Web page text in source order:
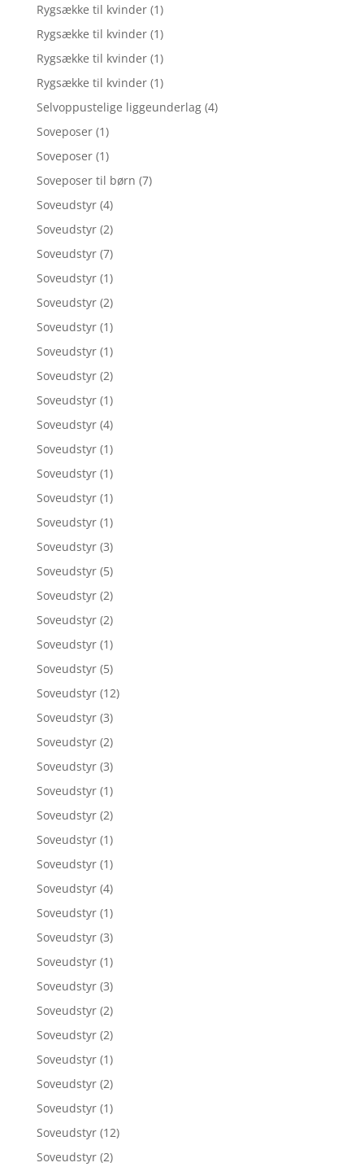
Rygsække til kvinder (1)
Rygsække til kvinder (1)
Rygsække til kvinder (1)
Rygsække til kvinder (1)
Selvoppustelige liggeunderlag (4)
Soveposer (1)
Soveposer (1)
Soveposer til børn (7)
Soveudstyr (4)
Soveudstyr (2)
Soveudstyr (7)
Soveudstyr (1)
Soveudstyr (2)
Soveudstyr (1)
Soveudstyr (1)
Soveudstyr (2)
Soveudstyr (1)
Soveudstyr (4)
Soveudstyr (1)
Soveudstyr (1)
Soveudstyr (1)
Soveudstyr (1)
Soveudstyr (3)
Soveudstyr (5)
Soveudstyr (2)
Soveudstyr (2)
Soveudstyr (1)
Soveudstyr (5)
Soveudstyr (12)
Soveudstyr (3)
Soveudstyr (2)
Soveudstyr (3)
Soveudstyr (1)
Soveudstyr (2)
Soveudstyr (1)
Soveudstyr (1)
Soveudstyr (4)
Soveudstyr (1)
Soveudstyr (3)
Soveudstyr (1)
Soveudstyr (3)
Soveudstyr (2)
Soveudstyr (2)
Soveudstyr (1)
Soveudstyr (2)
Soveudstyr (1)
Soveudstyr (12)
Soveudstyr (2)